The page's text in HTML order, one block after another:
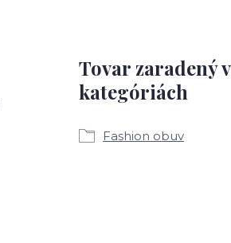
Tovar zaradený v
kategóriách
Fashion obuv